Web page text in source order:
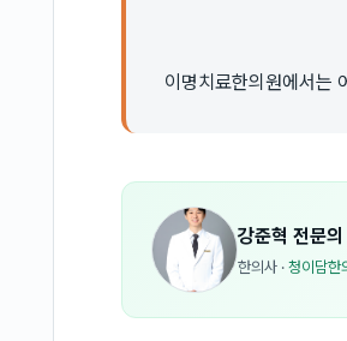
이명치료한의원에서는
강준혁 전문의
한의사 · 청이담한